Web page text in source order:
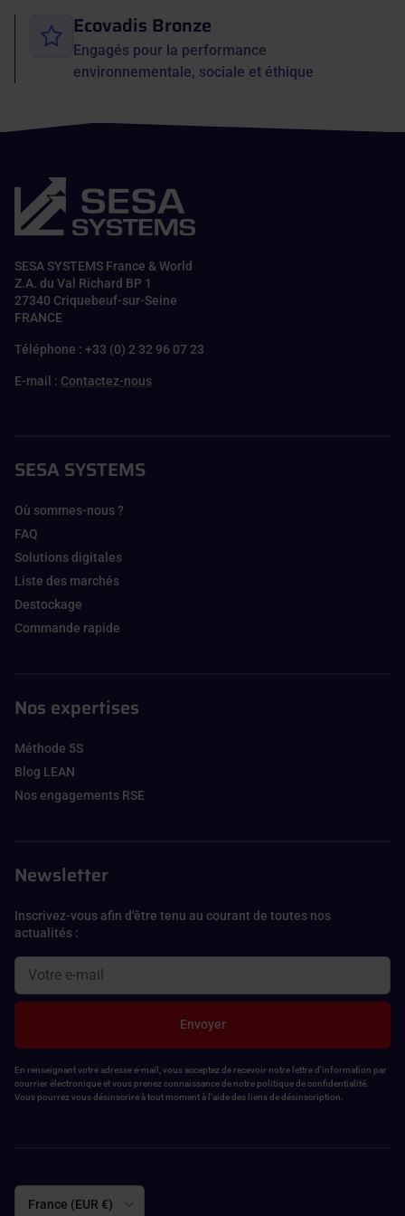
Ecovadis Bronze
Engagés pour la performance
environnementale, sociale et éthique
SESA SYSTEMS France & World
Z.A. du Val Richard BP 1
27340 Criquebeuf-sur-Seine
FRANCE
Téléphone : +33 (0) 2 32 96 07 23
E-mail : Contactez-nous
SESA SYSTEMS
Où sommes-nous ?
FAQ
Solutions digitales
Liste des marchés
Destockage
Commande rapide
Nos expertises
Méthode 5S
Blog LEAN
Nos engagements RSE
Newsletter
Inscrivez-vous afin d'être tenu au courant de toutes nos
actualités :
Envoyer
En renseignant votre adresse e-mail, vous acceptez de recevoir notre lettre d'information par
courrier électronique et vous prenez connaissance de notre politique de confidentialité.
Vous pourrez vous désinscrire à tout moment à l'aide des liens de désinscription.
Pays
France (EUR €)